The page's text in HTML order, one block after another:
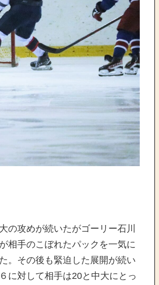
の攻めが続いたがゴーリー石川
相手のこぼれたパックを一気に
。その後も緊迫した展開が続い
に対して相手は20と中大にとっ